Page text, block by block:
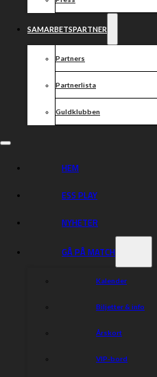
SAMARBETSPARTNER
Partners
Partnerlista
Guldklubben
HEM
ESS PLAY
NYHETER
GÅ PÅ MATCH
Kalender
Biljetter & info
Årskort
VIP-bord